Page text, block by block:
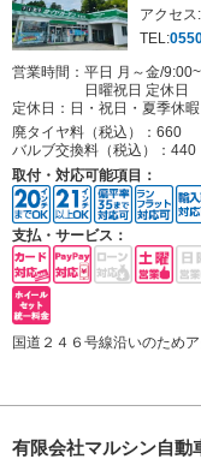
アクセ
TEL:
営業時間：平日 月～金/
日曜祝日 定休日
定休日： 日・祝日・夏季休
廃タイヤ料（税込）： 660
バルブ交換料（税込）： 440
取付・対応可能項目：
支払・サービス：
国道２４６号線沿いのため
有限会社マルシン自動